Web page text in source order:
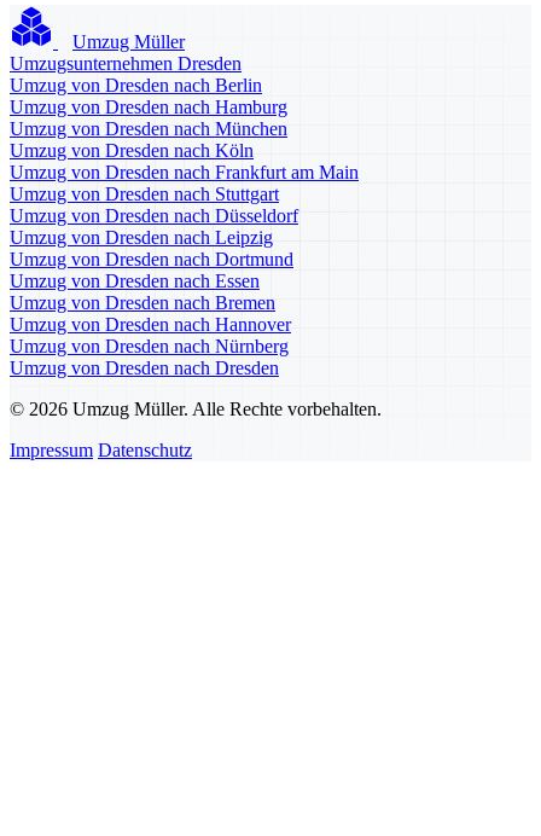
Umzug Müller
Umzugsunternehmen Dresden
Umzug von Dresden nach Berlin
Umzug von Dresden nach Hamburg
Umzug von Dresden nach München
Umzug von Dresden nach Köln
Umzug von Dresden nach Frankfurt am Main
Umzug von Dresden nach Stuttgart
Umzug von Dresden nach Düsseldorf
Umzug von Dresden nach Leipzig
Umzug von Dresden nach Dortmund
Umzug von Dresden nach Essen
Umzug von Dresden nach Bremen
Umzug von Dresden nach Hannover
Umzug von Dresden nach Nürnberg
Umzug von Dresden nach Dresden
© 2026 Umzug Müller. Alle Rechte vorbehalten.
Impressum Datenschutz